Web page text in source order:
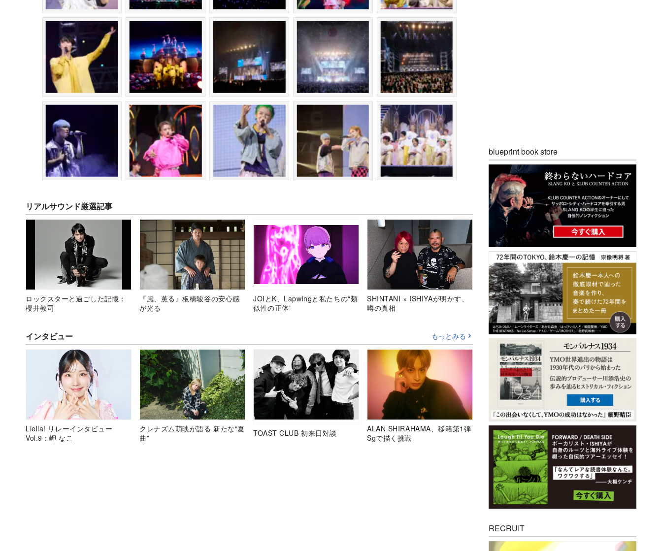
リアルサウンド厳選記事
ロックスターと過ごした記憶：
櫻井敦司
『風、薫る』板橋駿谷の安心感
が光る
JOIとK、Lapwingと私たちの“類
似性の正体”
SHINTANI × ISHIYAが明かす、
噂の真相
インタビュー もっとみる
Liella! リレーインタビュー
Vol.9：岬 なこ
クレナズム萌映が語る 新たな“夏
曲”
TOAST CLUB 初来日対談
ALAN SHIRAHAMA、移籍第1弾
Sgで描く挑戦
blueprint book store
RECRUIT